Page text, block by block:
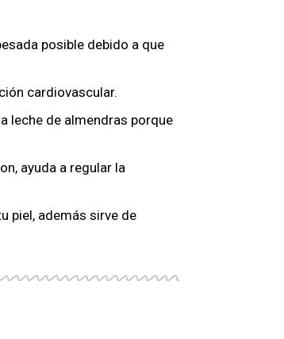
posible debido a que
cardiovascular.
leche de almendras porque
ayuda a regular la
piel, además sirve de